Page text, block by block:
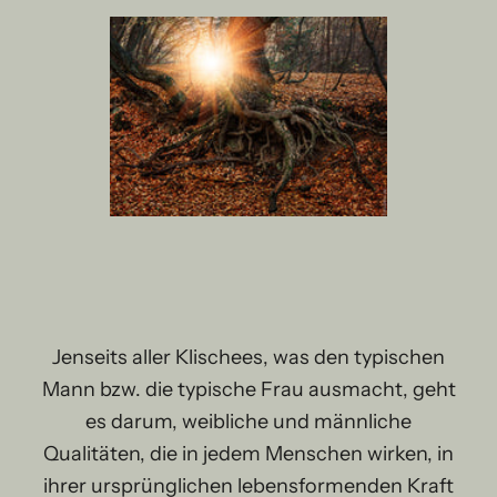
Jenseits aller Klischees, was den typischen
Mann bzw. die typische Frau ausmacht, geht
es darum, weibliche und männliche
Qualitäten, die in jedem Menschen wirken, in
ihrer ursprünglichen lebensformenden Kraft